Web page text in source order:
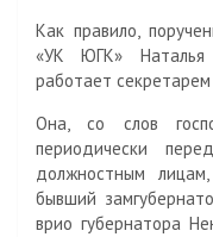
Как правило,
«УК ЮГК» Наталья
работает
Она, со слов
периодически
должностным
бывший
врио губернатора